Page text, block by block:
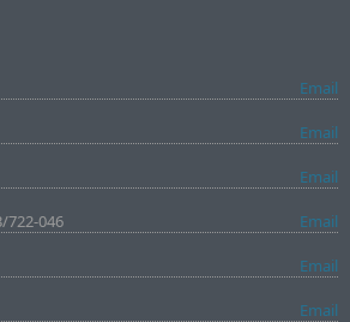
Email
Email
Email
722-046
Email
Email
Email